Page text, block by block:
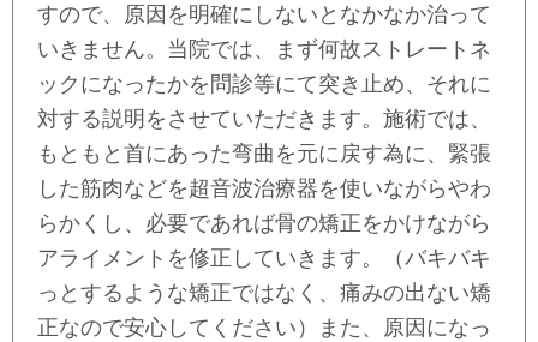
すので、原因を明確にしないとなかなか治って
いきません。当院では、まず何故ストレートネ
ックになったかを問診等にて突き止め、それに
対する説明をさせていただきます。施術では、
もともと首にあった弯曲を元に戻す為に、緊張
した筋肉などを超音波治療器を使いながらやわ
らかくし、必要であれば骨の矯正をかけながら
アライメントを修正していきます。（バキバキ
っとするような矯正ではなく、痛みの出ない矯
正なので安心してください）また、原因になっ